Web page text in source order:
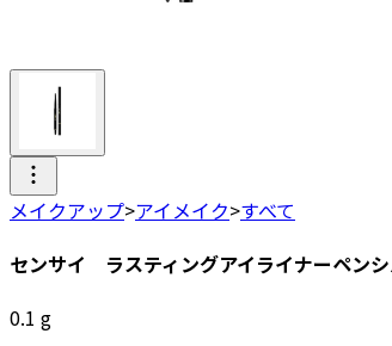
メイクアップ>アイメイク>すべて
センサイ ラスティングアイライナーペン
0.1 g